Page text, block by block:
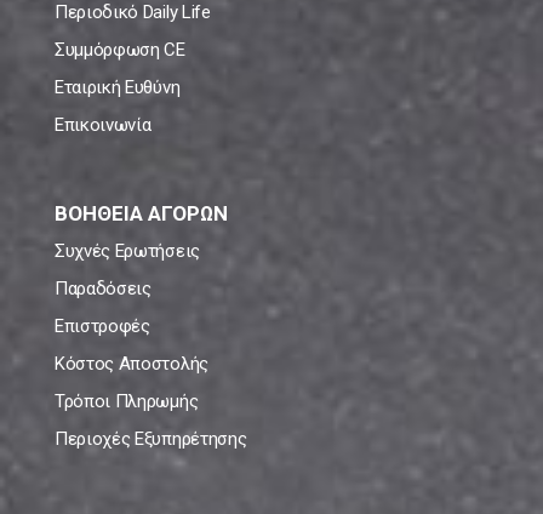
Περιοδικό Daily Life
Συμμόρφωση CE
Εταιρική Ευθύνη
Επικοινωνία
ΒΟΗΘΕΙΑ ΑΓΟΡΩΝ
Συχνές Ερωτήσεις
Παραδόσεις
Επιστροφές
Κόστος Αποστολής
Τρόποι Πληρωμής
Περιοχές Εξυπηρέτησης